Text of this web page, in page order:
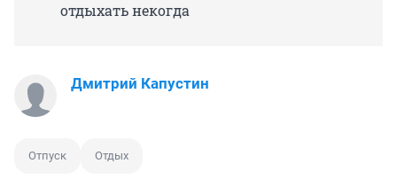
отдыхать некогда
Дмитрий Капустин
Отпуск Отдых